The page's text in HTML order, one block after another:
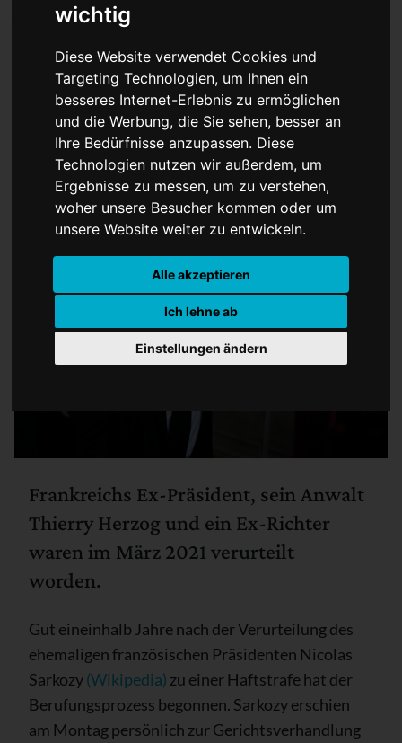
wichtig
Diese Website verwendet Cookies und
Targeting Technologien, um Ihnen ein
besseres Internet-Erlebnis zu ermöglichen
und die Werbung, die Sie sehen, besser an
Ihre Bedürfnisse anzupassen. Diese
Technologien nutzen wir außerdem, um
Ergebnisse zu messen, um zu verstehen,
woher unsere Besucher kommen oder um
unsere Website weiter zu entwickeln.
Alle akzeptieren
Ich lehne ab
Einstellungen ändern
Sarkozy will seine
Haftstrafe nicht antreten
und geht in Berufung
Frankreichs Ex-Präsident, sein Anwalt
Thierry Herzog und ein Ex-Richter
waren im März 2021 verurteilt
worden.
Gut eineinhalb Jahre nach der Verurteilung des
ehemaligen französischen Präsidenten Nicolas
Sarkozy(Wikipedia) zu einer Haftstrafe hat der
Berufungsprozess begonnen. Sarkozy erschien
am Montag persönlich zur Gerichtsverhandlung